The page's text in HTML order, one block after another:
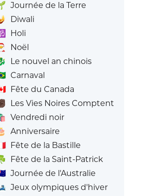
Journée de la Terre
Diwali
Holi
Noël
Le nouvel an chinois
Carnaval
Fête du Canada
Les Vies Noires Comptent
Vendredi noir
Anniversaire
Fête de la Bastille
Fête de la Saint-Patrick
Journée de l'Australie
Jeux olympiques d'hiver